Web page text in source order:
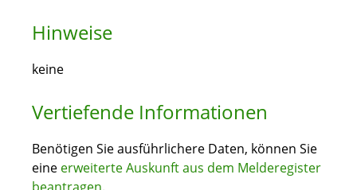
Hinweise
keine
Vertiefende Informationen
Benötigen Sie ausführlichere Daten, können Sie
eine erweiterte Auskunft aus dem Melderegister